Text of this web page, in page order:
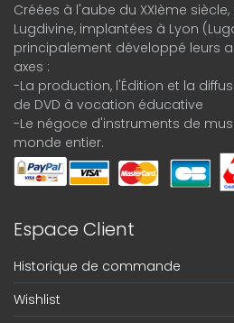
Créées à l'aube du XXIème
Lugdivine, implantées à Lyon
principalement développé leurs
axes :
-La production, l'Édition et la
de DVD à vocation éducative
-Le négoce d'instruments de
monde entier.
Espace Client
Historique de commande
Wishlist